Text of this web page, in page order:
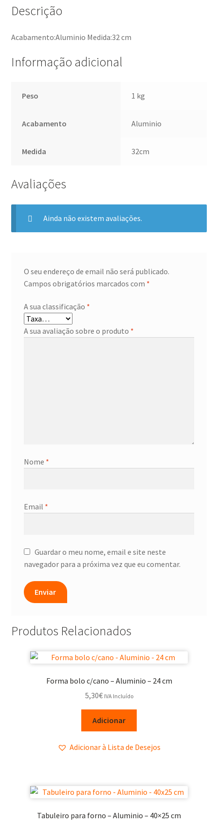
Descrição
Acabamento:Aluminio Medida:32 cm
Informação adicional
Peso 1 kg
Acabamento Aluminio
Medida 32cm
Avaliações
Ainda não existem avaliações.
O seu endereço de email não será publicado.
Campos obrigatórios marcados com *
A sua classificação *
A sua avaliação sobre o produto *
Nome *
Email *
Guardar o meu nome, email e site neste
navegador para a próxima vez que eu comentar.
Produtos Relacionados
Forma bolo c/cano – Aluminio – 24 cm
5,30€ IVA Incluído
Adicionar
Adicionar à Lista de Desejos
Tabuleiro para forno – Aluminio – 40×25 cm